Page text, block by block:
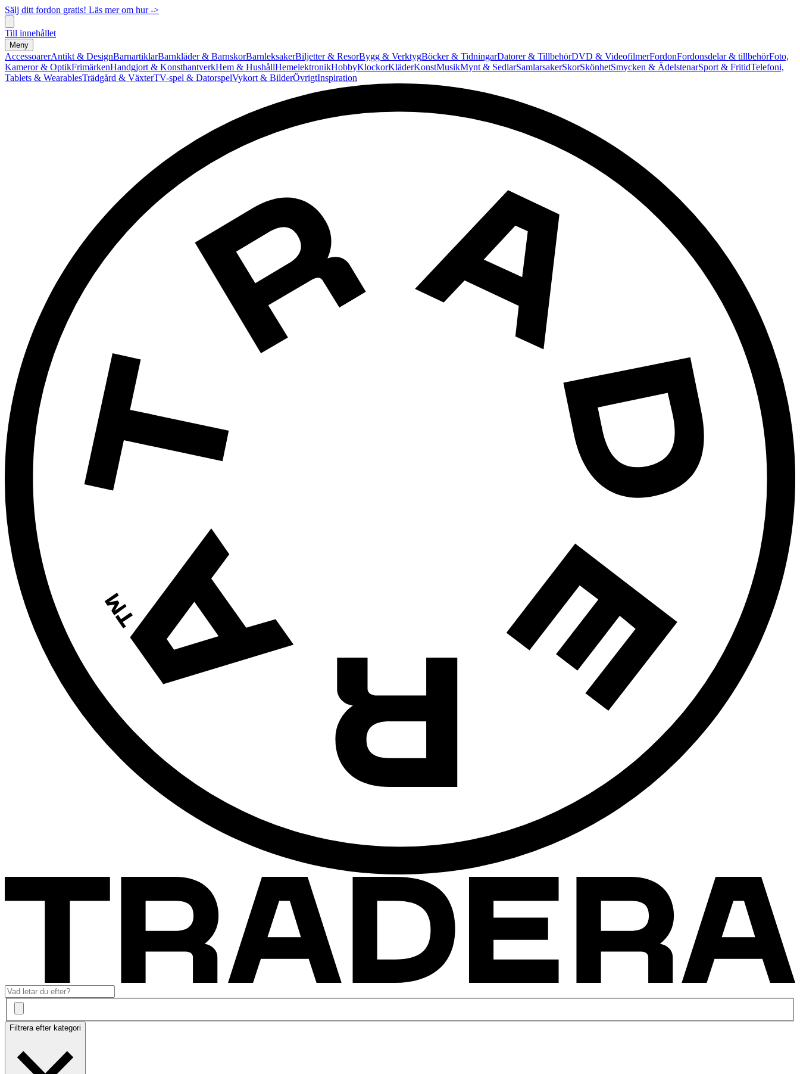
Sälj ditt fordon gratis! Läs mer om hur ->
Till innehållet
Meny
AccessoarerAntikt & DesignBarnartiklarBarnkläder & BarnskorBarnleksakerBiljetter & ResorBygg & VerktygBöcker & TidningarDatorer & TillbehörDVD & VideofilmerFordonFordonsdelar & tillbehörFoto,
Kameror & OptikFrimärkenHandgjort & KonsthantverkHem & HushållHemelektronikHobbyKlockorKläderKonstMusikMynt & SedlarSamlarsakerSkorSkönhetSmycken & ÄdelstenarSport & FritidTelefoni,
Tablets & WearablesTrädgård & VäxterTV-spel & DatorspelVykort & BilderÖvrigtInspiration
Filtrera efter kategori